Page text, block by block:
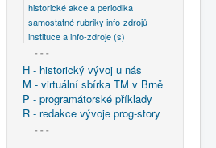
historické akce a periodika
samostatné rubriky info-zdrojů
instituce a info-zdroje (s)
- - -
H - historický vývoj u nás
M - virtuální sbírka TM v Brně
P - programátorské příklady
R - redakce vývoje prog-story
- - -